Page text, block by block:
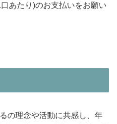
あたり)のお支払いをお願い
の理念や活動に共感し、年